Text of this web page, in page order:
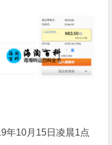
年10月15日凌晨1点